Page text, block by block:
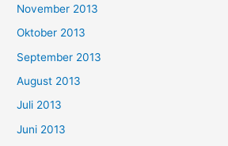
November 2013
Oktober 2013
September 2013
August 2013
Juli 2013
Juni 2013